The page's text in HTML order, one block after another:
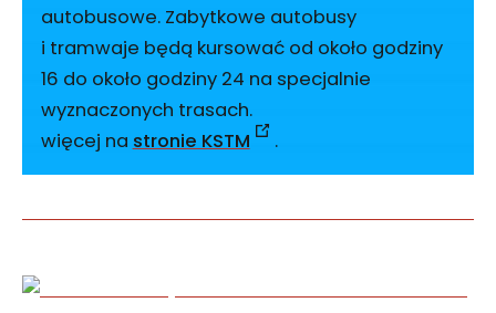
autobusowe. Zabytkowe autobusy
i tramwaje będą kursować od około godziny
16 do około godziny 24 na specjalnie
wyznaczonych trasach.
więcej na stronie KSTM .